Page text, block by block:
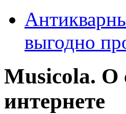
выгодно
Musicola. О
интернете